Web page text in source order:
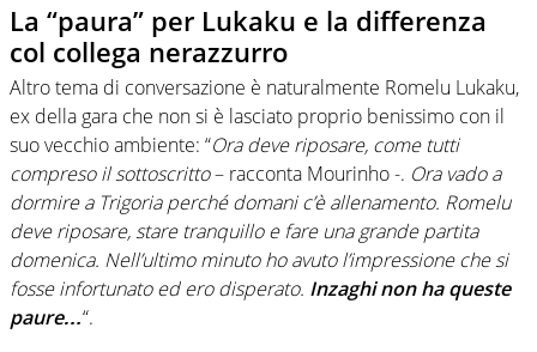
La “paura” per Lukaku e la differenza
col collega nerazzurro
Altro tema di conversazione è naturalmente Romelu Lukaku,
ex della gara che non si è lasciato proprio benissimo con il
suo vecchio ambiente: “Ora deve riposare, come tutti
compreso il sottoscritto– racconta Mourinho -. Ora vado a
dormire a Trigoria perché domani c’è allenamento. Romelu
deve riposare, stare tranquillo e fare una grande partita
domenica. Nell’ultimo minuto ho avuto l’impressione che si
fosse infortunato ed ero disperato. Inzaghi non ha queste
paure…“.